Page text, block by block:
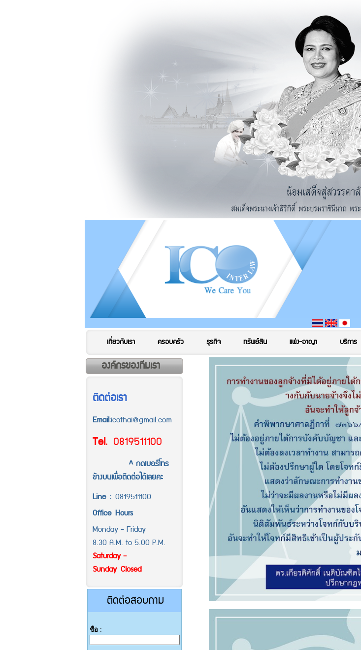
เกี่ยวกับเรา ครอบครัว ธุรกิจ ทรัพย์สิน แพ่ง-อาญา บริการ
องค์กรของทีมเรา
ติดต่อเรา
Email:icothai@gmail.com
Tel. 0819511100
^ กดเบอร์โทร
ข้างบนเพื่อติดต่อได้เลยคะ
Line: 0819511100
Office Hours
Monday - Friday
8.30 A.M. to 5.00 P.M.
Saturday -
Sunday Closed
ติดต่อสอบถาม
ชื่อ: